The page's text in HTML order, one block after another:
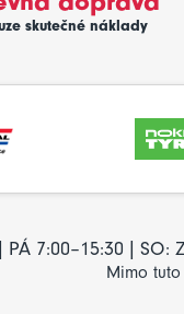
skutečné náklady
7:00–15:30 | SO:
Mimo